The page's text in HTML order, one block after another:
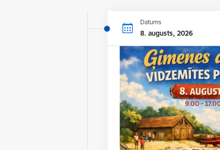
Datums
8. augusts, 2026